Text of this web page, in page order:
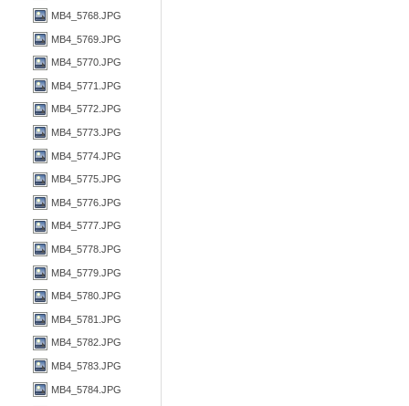
MB4_5768.JPG
MB4_5769.JPG
MB4_5770.JPG
MB4_5771.JPG
MB4_5772.JPG
MB4_5773.JPG
MB4_5774.JPG
MB4_5775.JPG
MB4_5776.JPG
MB4_5777.JPG
MB4_5778.JPG
MB4_5779.JPG
MB4_5780.JPG
MB4_5781.JPG
MB4_5782.JPG
MB4_5783.JPG
MB4_5784.JPG